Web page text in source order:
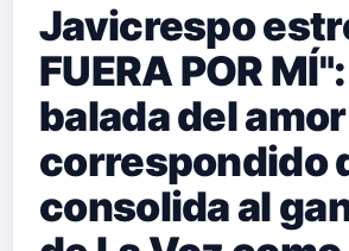
Javicrespo
FUERA POR
balada del
correspondido
consolida al